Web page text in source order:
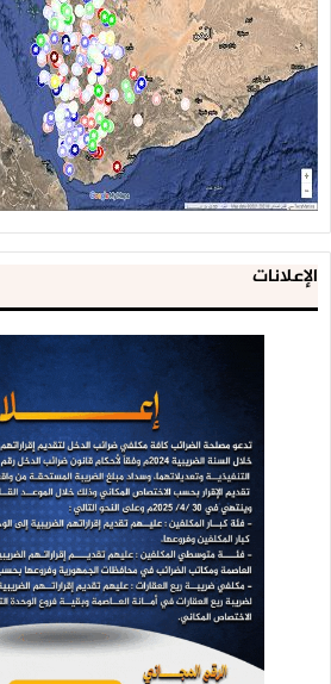
الإعلانات